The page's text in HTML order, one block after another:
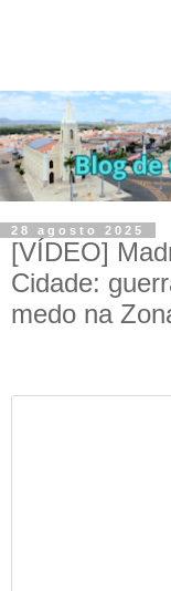
28 agosto 2025
[VÍDEO]
Cidade:
medo na